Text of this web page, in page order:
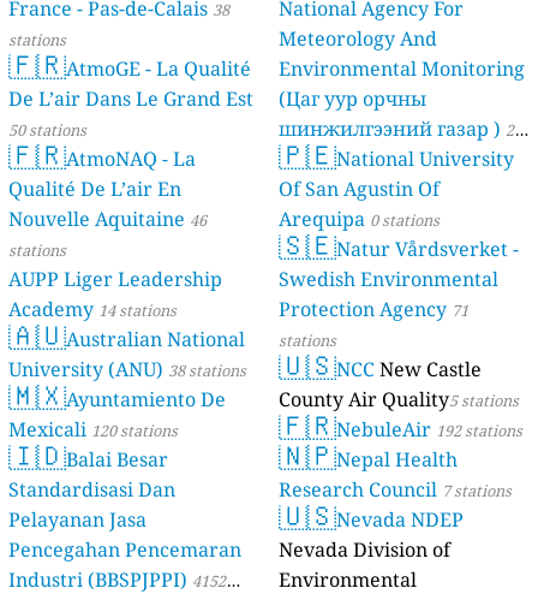
France - Pas-de-Calais 38
stations
🇫🇷AtmoGE - La Qualité
De L’air Dans Le Grand Est
50 stations
🇫🇷AtmoNAQ - La
Qualité De L’air En
Nouvelle Aquitaine 46
stations
AUPP Liger Leadership
Academy 14 stations
🇦🇺Australian National
University (ANU) 38 stations
🇲🇽Ayuntamiento De
Mexicali 120 stations
🇮🇩Balai Besar
Standardisasi Dan
Pelayanan Jasa
Pencegahan Pencemaran
Industri (BBSPJPPI) 4152
National Agency For
Meteorology And
Environmental Monitoring
(Цаг уур орчны
шинжилгээний газар ) 21
stations
🇵🇪National University
Of San Agustin Of
Arequipa 0 stations
🇸🇪Natur Vårdsverket -
Swedish Environmental
Protection Agency 71
stations
🇺🇸NCCNew Castle
County Air Quality5 stations
🇫🇷NebuleAir 192 stations
🇳🇵Nepal Health
Research Council 7 stations
🇺🇸Nevada NDEP
Nevada Division of
Environmental